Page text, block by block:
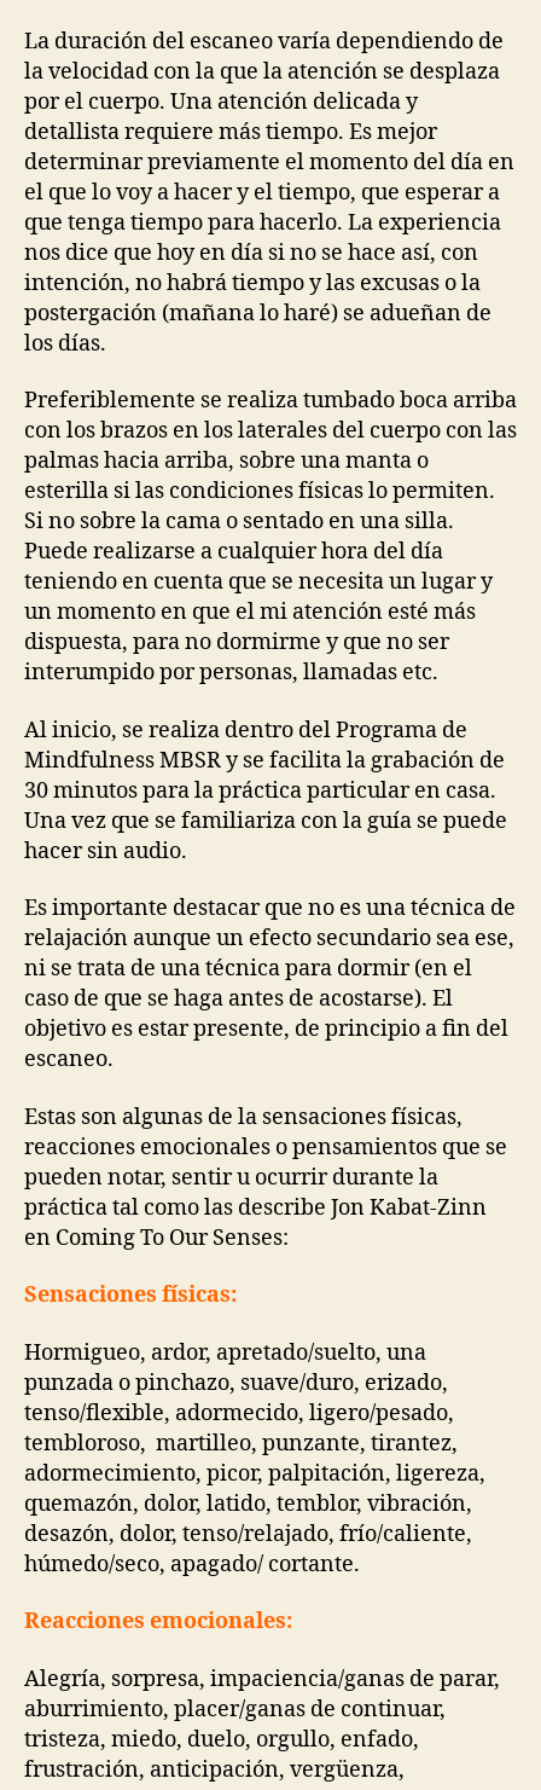
La duración del escaneo varía dependiendo de
la velocidad con la que la atención se desplaza
por el cuerpo. Una atención delicada y
detallista requiere más tiempo. Es mejor
determinar previamente el momento del día en
el que lo voy a hacer y el tiempo, que esperar a
que tenga tiempo para hacerlo. La experiencia
nos dice que hoy en día si no se hace así, con
intención, no habrá tiempo y las excusas o la
postergación (mañana lo haré) se adueñan de
los días.
Preferiblemente se realiza tumbado boca arriba
con los brazos en los laterales del cuerpo con las
palmas hacia arriba, sobre una manta o
esterilla si las condiciones físicas lo permiten.
Si no sobre la cama o sentado en una silla.
Puede realizarse a cualquier hora del día
teniendo en cuenta que se necesita un lugar y
un momento en que el mi atención esté más
dispuesta, para no dormirme y que no ser
interumpido por personas, llamadas etc.
Al inicio, se realiza dentro del Programa de
Mindfulness MBSR y se facilita la grabación de
30 minutos para la práctica particular en casa.
Una vez que se familiariza con la guía se puede
hacer sin audio.
Es importante destacar que no es una técnica de
relajación aunque un efecto secundario sea ese,
ni se trata de una técnica para dormir (en el
caso de que se haga antes de acostarse). El
objetivo es estar presente, de principio a fin del
escaneo.
Estas son algunas de la sensaciones físicas,
reacciones emocionales o pensamientos que se
pueden notar, sentir u ocurrir durante la
práctica tal como las describe Jon Kabat-Zinn
en Coming To Our Senses:
Sensaciones físicas:
Hormigueo, ardor, apretado/suelto, una
punzada o pinchazo, suave/duro, erizado,
tenso/flexible, adormecido, ligero/pesado,
tembloroso, martilleo, punzante, tirantez,
adormecimiento, picor, palpitación, ligereza,
quemazón, dolor, latido, temblor, vibración,
desazón, dolor, tenso/relajado, frío/caliente,
húmedo/seco, apagado/ cortante.
Reacciones emocionales:
Alegría, sorpresa, impaciencia/ganas de parar,
aburrimiento, placer/ganas de continuar,
tristeza, miedo, duelo, orgullo, enfado,
frustración, anticipación, vergüenza,